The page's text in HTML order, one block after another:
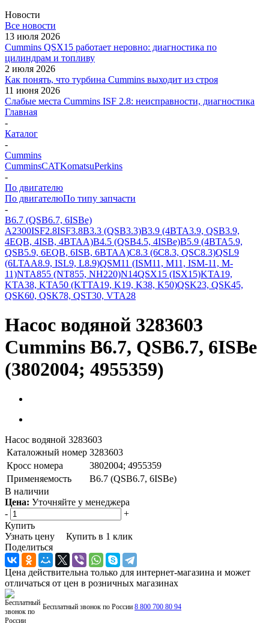
Новости
Все новости
13 июля 2026
Cummins QSX15 работает неровно: диагностика по
цилиндрам и топливу
2 июля 2026
Как понять, что турбина Cummins выходит из строя
11 июня 2026
Слабые места Cummins ISF 2.8: неисправности, диагностика
Главная
-
Каталог
-
Cummins
CumminsCATKomatsuPerkins
-
По двигателю
По двигателюПо типу запчасти
-
B6.7 (QSB6.7, 6ISBe)
A2300ISF2.8ISF3.8B3.3 (QSB3.3)B3.9 (4BTA3.9, QSB3.9,
4EQB, 4ISB, 4BTAA)B4.5 (QSB4.5, 4ISBe)B5.9 (4BTA5.9,
QSB5.9, 6EQB, 6ISB, 6BTAA)C8.3 (6C8.3, QSC8.3)QSL9
(6LTAA8.9, ISL9, L8.9)QSM11 (ISM11, M11, ISM-11, M-
11)NTA855 (NT855, NH220)N14QSX15 (ISX15)KTA19,
KTA38, KTA50 (KTTA19, K19, K38, K50)QSK23, QSK45,
QSK60, QSK78, QST30, VTA28
Насос водяной 3283603
Cummins B6.7, QSB6.7, 6ISBe
(3802004; 4955359)
Насос водяной 3283603
Каталожный номер 3283603
Кросс номера
3802004; 4955359
Применяемость
B6.7 (QSB6.7, 6ISBe)
В наличии
Цена: Уточняйте у менеджера
-
+
Купить
Узнать цену
Купить в 1 клик
Поделиться
Цена действительна только для интернет-магазина и может
отличаться от цен в розничных магазинах
Бесплатный звонок по России 8 800 700 80 94